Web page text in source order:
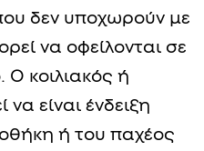
δεν υποχωρούν με
να οφείλονται σε
Ο κοιλιακός ή
είναι ένδειξη
ή του παχέος